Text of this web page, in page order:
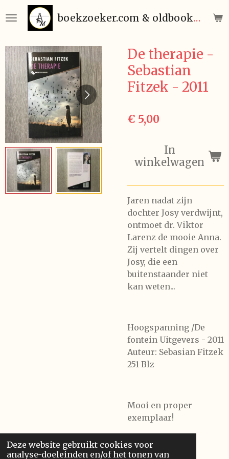
Deze website gebruikt cookies voor
analyse-doeleinden en/of het tonen van
direct
de
hoofdinhoud
boekzoeker.com & oldbooks.be
De therapie -
Sebastian
Fitzek - 2011
€ 5,00
In
winkelwagen
Jaren nadat zijn
dochter Josy verdwijnt,
ontmoet dr. Viktor
Larenz de mooie Anna.
Zij vertelt dingen over
Josy, die een
buitenstaander niet
kan weten...
Hoogspanning /De
fontein Uitgevers - 2011
Auteur: Sebasian Fitzek
251 Blz
Mooi en proper
exemplaar!